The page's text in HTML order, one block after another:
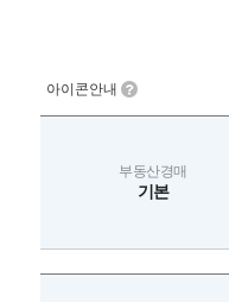
아이콘안내
부동산경매
기본